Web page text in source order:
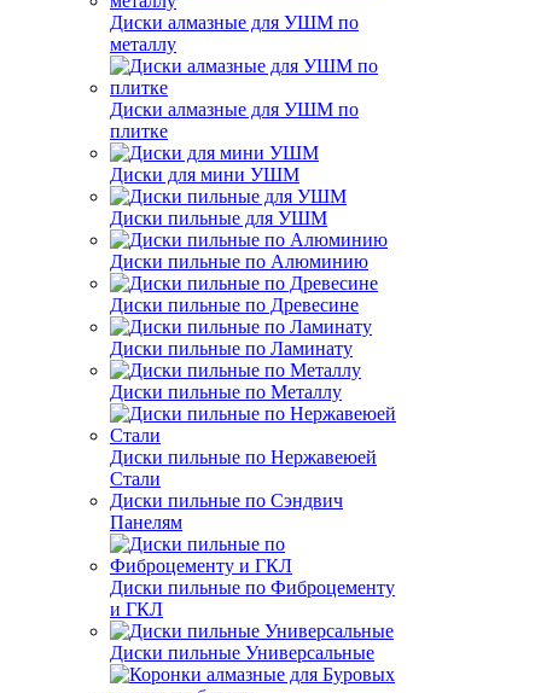
Диски алмазные для УШМ по
металлу
Диски алмазные для УШМ по
плитке
Диски для мини УШМ
Диски пильные для УШМ
Диски пильные по Алюминию
Диски пильные по Древесине
Диски пильные по Ламинату
Диски пильные по Металлу
Диски пильные по Нержавеюей
Стали
Диски пильные по Сэндвич
Панелям
Диски пильные по Фиброцементу
и ГКЛ
Диски пильные Универсальные